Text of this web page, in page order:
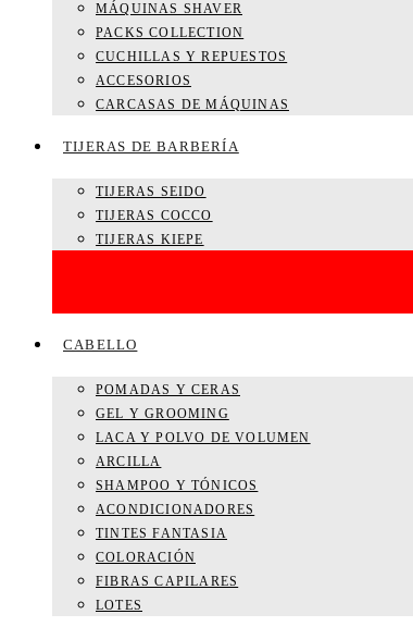
MÁQUINAS SHAVER
PACKS COLLECTION
CUCHILLAS Y REPUESTOS
ACCESORIOS
CARCASAS DE MÁQUINAS
TIJERAS DE BARBERÍA
TIJERAS SEIDO
TIJERAS COCCO
TIJERAS KIEPE
CABELLO
POMADAS Y CERAS
GEL Y GROOMING
LACA Y POLVO DE VOLUMEN
ARCILLA
SHAMPOO Y TÓNICOS
ACONDICIONADORES
TINTES FANTASIA
COLORACIÓN
FIBRAS CAPILARES
LOTES